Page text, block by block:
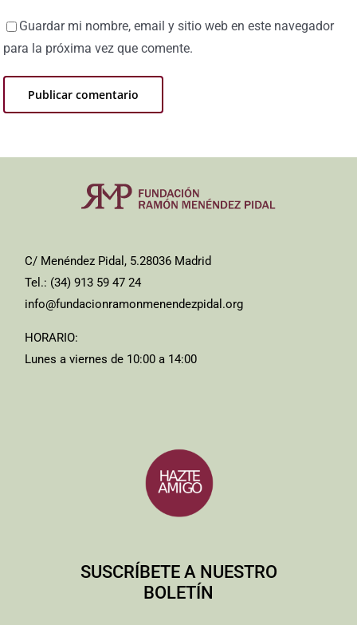
Guardar mi nombre, email y sitio web en este navegador
para la próxima vez que comente.
C/ Menéndez Pidal, 5.28036 Madrid
Tel.: (34) 913 59 47 24
info@fundacionramonmenendezpidal.org
HORARIO:
Lunes a viernes de 10:00 a 14:00
SUSCRÍBETE A NUESTRO
BOLETÍN